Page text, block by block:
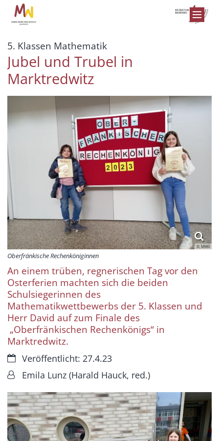
Zum Inhalt springen
5. Klassen Mathematik:
Jubel und Trubel in
Marktredwitz
© MWS
Oberfränkische Rechenköniginnen
An einem trüben, regnerischen Tag vor den
Osterferien machten sich die beiden
Schulsiegerinnen des
Mathematikwettbewerbs der 5. Klassen und
Herr David auf zum Finale des
„Oberfränkischen Rechenkönigs“ in
Marktredwitz.
Datum:Veröffentlicht: 27.4.23
Von:Emila Lunz (Harald Hauck, red.)